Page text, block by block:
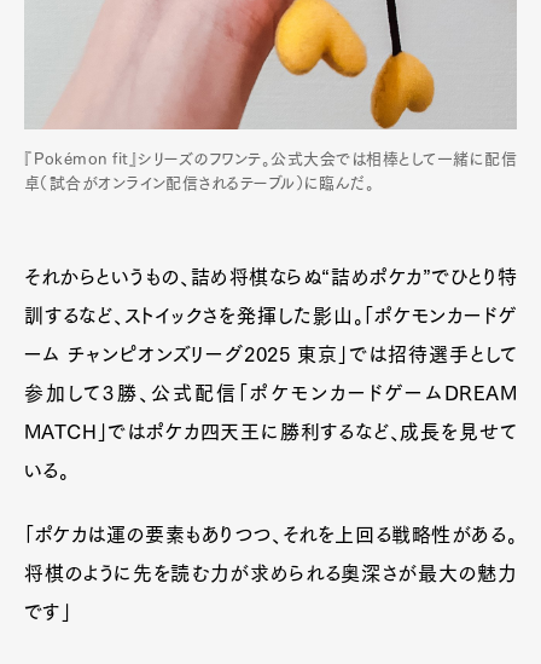
『Pokémon fit』シリーズのフワンテ。公式大会では相棒として一緒に配信
卓（試合がオンライン配信されるテーブル）に臨んだ。
それからというもの、詰め将棋ならぬ“詰めポケカ”でひとり特
訓するなど、ストイックさを発揮した影山。「ポケモンカードゲ
ーム チャンピオンズリーグ2025 東京」では招待選手として
参加して3勝、公式配信「ポケモンカードゲームDREAM
MATCH」ではポケカ四天王に勝利するなど、成長を見せて
いる。
「ポケカは運の要素もありつつ、それを上回る戦略性がある。
将棋のように先を読む力が求められる奥深さが最大の魅力
です」